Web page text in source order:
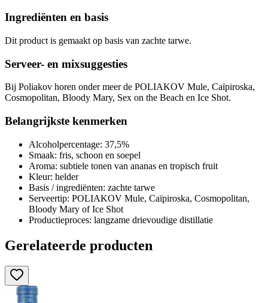
Ingrediënten en basis
Dit product is gemaakt op basis van zachte tarwe.
Serveer- en mixsuggesties
Bij Poliakov horen onder meer de POLIAKOV Mule, Caïpiroska,
Cosmopolitan, Bloody Mary, Sex on the Beach en Ice Shot.
Belangrijkste kenmerken
Alcoholpercentage: 37,5%
Smaak: fris, schoon en soepel
Aroma: subtiele tonen van ananas en tropisch fruit
Kleur: helder
Basis / ingrediënten: zachte tarwe
Serveertip: POLIAKOV Mule, Caïpiroska, Cosmopolitan,
Bloody Mary of Ice Shot
Productieproces: langzame drievoudige distillatie
Gerelateerde producten